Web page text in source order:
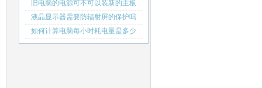
是往外吸
旧电脑的电源可不可以装新的主板
液晶显示器需要防辐射屏的保护吗
如何计算电脑每小时耗电量是多少